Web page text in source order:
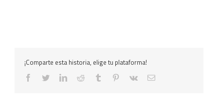
¡Comparte esta historia, elige tu plataforma!
facebooktwitterlinkedinreddit tumblr pinterest
vk
Correo